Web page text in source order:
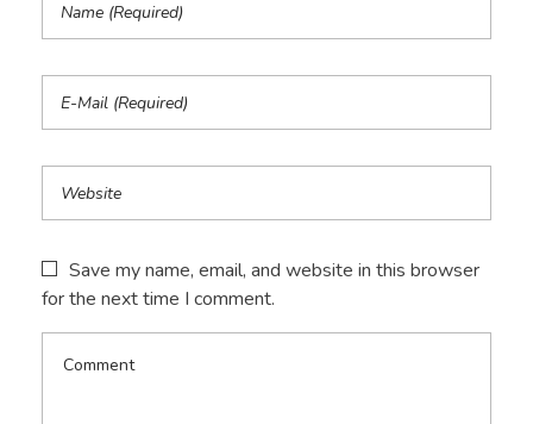
Save my name, email, and website in this browser
for the next time I comment.